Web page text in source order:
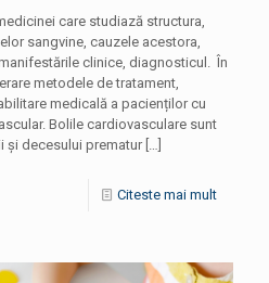
care studiază structura,
sangvine, cauzele acestora,
clinice, diagnosticul. În
metodele de tratament,
medicală a pacienților cu
Bolile cardiovasculare sunt
și decesului prematur[…]
Citeste mai mult